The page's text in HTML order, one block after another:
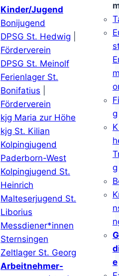
Kinder/Jugend
Bonijugend
DPSG St. Hedwig
Förderverein
DPSG St. Meinolf
Ferienlager St.
Bonifatius
Förderverein
kjg Maria zur Höhe
kjg St. Kilian
Kolpingjugend
Paderborn-West
Kolpingjugend St.
Heinrich
Malteserjugend St.
Liborius
Messdiener*innen
Sternsingen
Zeltlager St. Georg
Arbeitnehmer-
g
g
e